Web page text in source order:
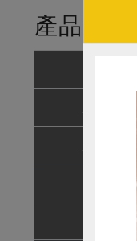
產品規格
淨重/數